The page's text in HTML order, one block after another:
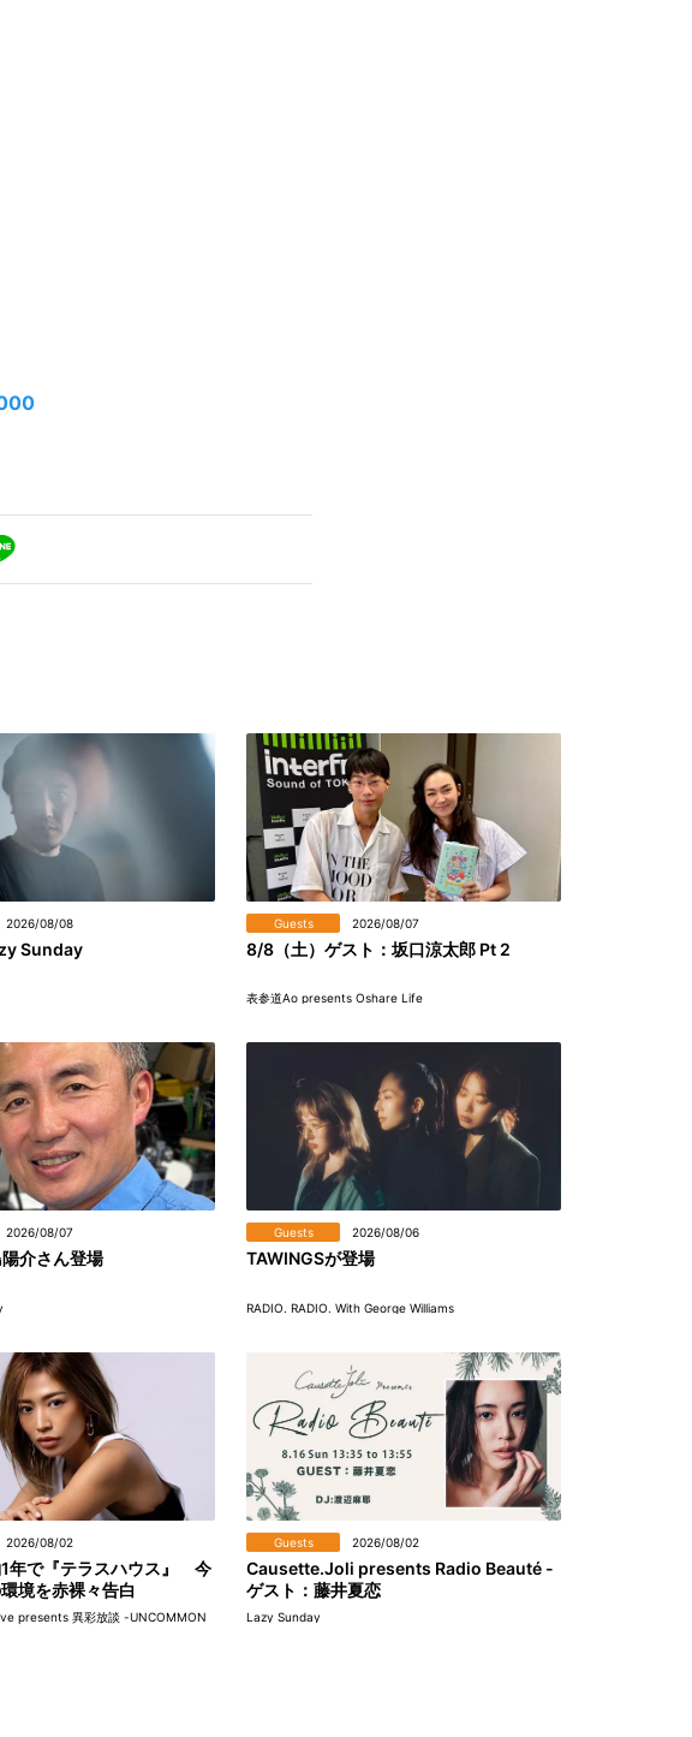
2026/08/08
Sunday
Guests 2026/08/07
8/8（土）ゲスト：坂口涼太郎 Pt 2
表参道Ao presents Oshare Life
2026/08/07
介さん登場
Guests 2026/08/06
TAWINGSが登場
RADIO. RADIO. With George Williams
2026/08/02
年で『テラスハウス』 今
境を赤裸々告白
presents 異彩放談 -UNCOMMON
Guests 2026/08/02
Causette.Joli presents Radio Beauté -
ゲスト：藤井夏恋
Lazy Sunday